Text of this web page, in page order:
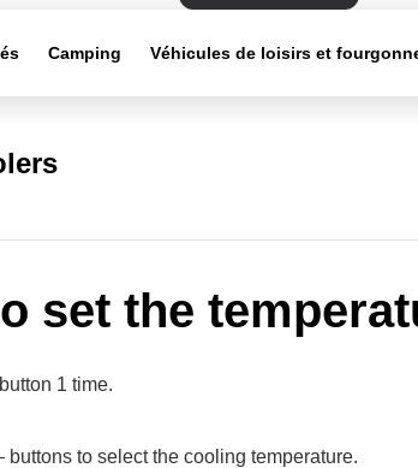
Camping Véhicules de loisirs et
set the
button 1 time.
buttons to select the cooling temperature.